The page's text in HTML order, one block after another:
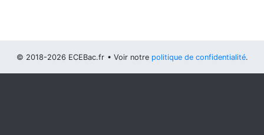
© 2018-2026 ECEBac.fr • Voir notre politique de confidentialité.